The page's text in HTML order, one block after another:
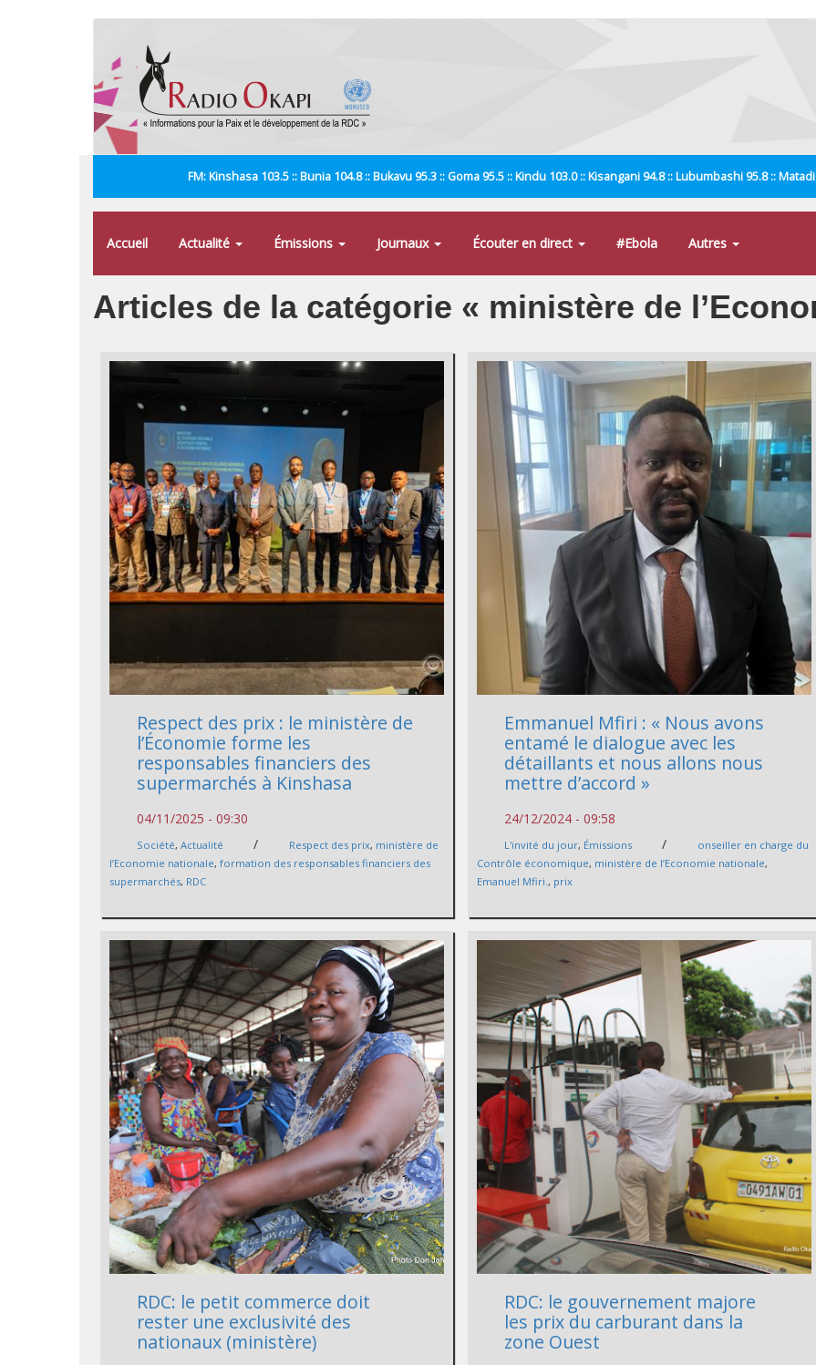
FM: Kinshasa 103.5 :: Bunia 104.8 :: Bukavu 95.3 :: Goma 95.5 :: Kindu 103.0 :: Kisangani 94.8 :: Lubumbashi 95.8 ::
Accueil Actualité Émissions Journaux Écouter en direct #Ebola Autres
Articles de la catégorie « ministère de
Respect des prix : le ministère de
l’Économie forme les
responsables financiers des
supermarchés à Kinshasa
04/11/2025 - 09:30
Société,Actualité / Respect des prix, ministère de
l’Economie nationale,formation des responsables financiers des
supermarchés, RDC
Emmanuel Mfiri : « Nous avons
entamé le dialogue avec les
détaillants et nous allons nous
mettre d’accord »
24/12/2024 - 09:58
L'invité du jour, Émissions /
onseiller en charge du
Contrôle économique, ministère de l’Economie nationale,
Emanuel Mfiri., prix
RDC: le petit commerce doit
rester une exclusivité des
nationaux (ministère)
RDC: le gouvernement majore
les prix du carburant dans la
zone Ouest